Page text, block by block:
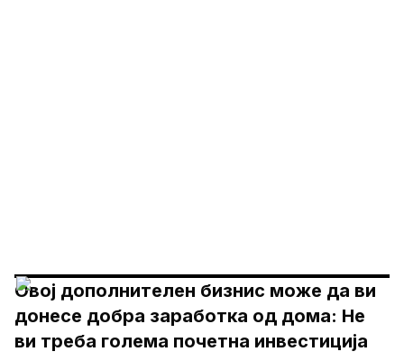
Овој дополнителен бизнис може да ви
донесе добра заработка од дома: Не
ви треба голема почетна инвестиција